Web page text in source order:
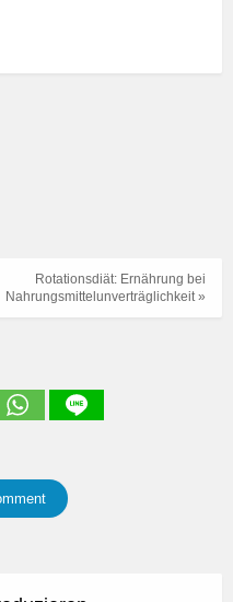
Rotationsdiät: Ernährung bei
Nahrungsmittelunverträglichkeit »